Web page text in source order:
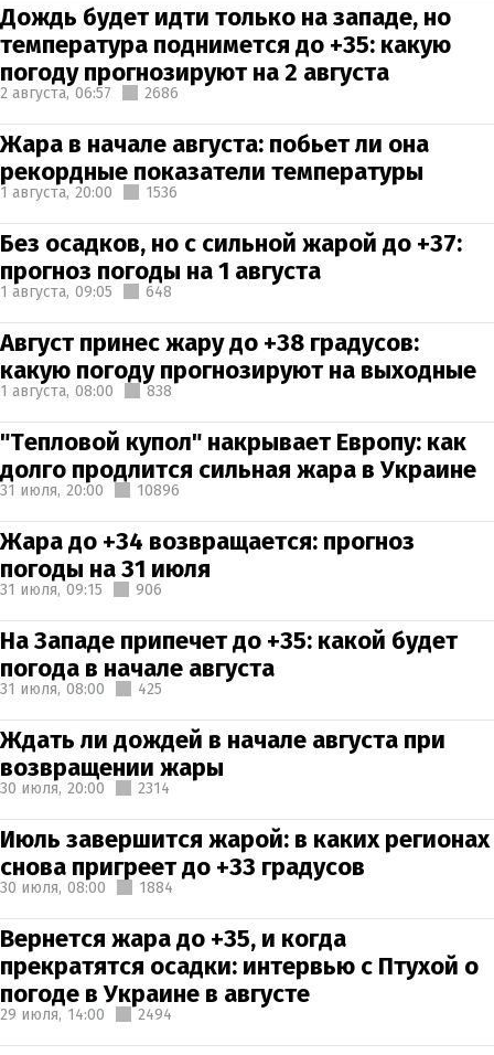
Дождь будет идти только на западе, но
температура поднимется до +35: какую
погоду прогнозируют на 2 августа
2 августа, 06:57 2686
Жара в начале августа: побьет ли она
рекордные показатели температуры
1 августа, 20:00 1536
Без осадков, но с сильной жарой до +37:
прогноз погоды на 1 августа
1 августа, 09:05 648
Август принес жару до +38 градусов:
какую погоду прогнозируют на выходные
1 августа, 08:00 838
"Тепловой купол" накрывает Европу: как
долго продлится сильная жара в Украине
31 июля, 20:00 10896
Жара до +34 возвращается: прогноз
погоды на 31 июля
31 июля, 09:15 906
На Западе припечет до +35: какой будет
погода в начале августа
31 июля, 08:00 425
Ждать ли дождей в начале августа при
возвращении жары
30 июля, 20:00 2314
Июль завершится жарой: в каких регионах
снова пригреет до +33 градусов
30 июля, 08:00 1884
Вернется жара до +35, и когда
прекратятся осадки: интервью с Птухой о
погоде в Украине в августе
29 июля, 14:00 2494